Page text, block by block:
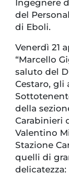
Ingegnere
del
di Eboli.
Venerdì 21
“Marcello
saluto del
Cestaro,
della
Carabinieri
Valentino
Stazione
quelli di